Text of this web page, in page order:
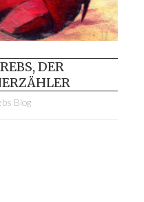
DER
Blog